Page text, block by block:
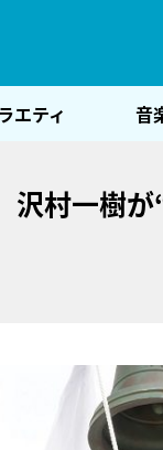
エティ 音
沢村一樹